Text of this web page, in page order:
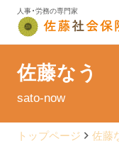
人事・労務の専門家
佐藤なう
sato-now
トップページ
佐藤